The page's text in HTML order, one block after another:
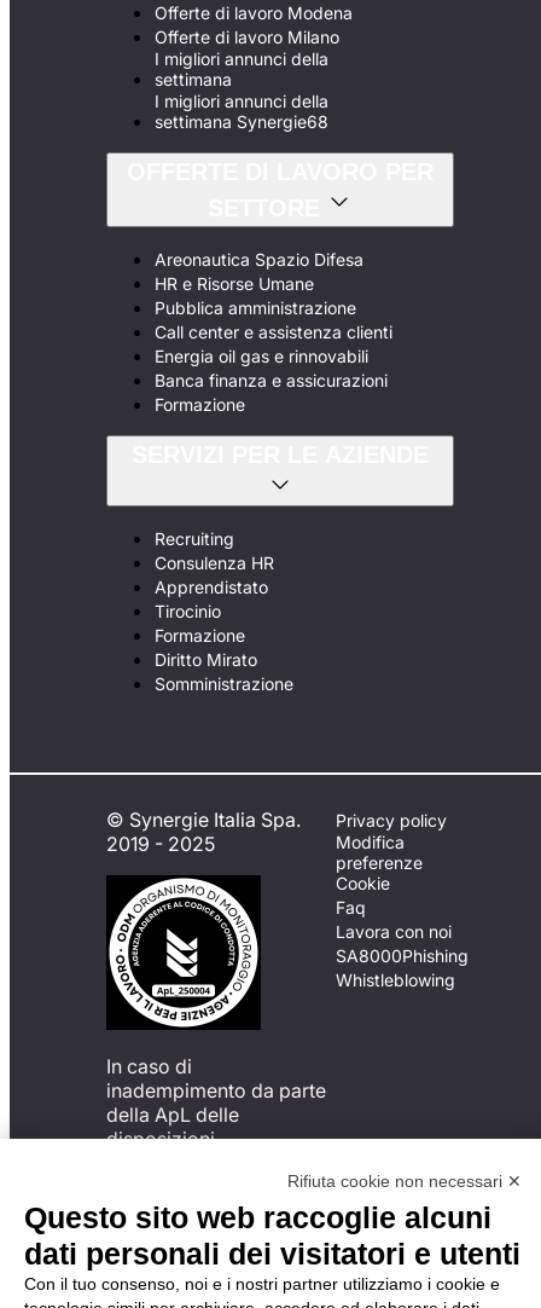
Offerte di lavoro Modena
Offerte di lavoro Milano
I migliori annunci della
settimana
I migliori annunci della
settimana Synergie68
Areonautica Spazio Difesa
HR e Risorse Umane
Pubblica amministrazione
Call center e assistenza clienti
Energia oil gas e rinnovabili
Banca finanza e assicurazioni
Formazione
Recruiting
Consulenza HR
Apprendistato
Tirocinio
Formazione
Diritto Mirato
Somministrazione
© Synergie Italia Spa.
2019 - 2025
In caso di
inadempimento da parte
della ApL delle
disposizioni
possibile presentare un
reclamo
all’Organismo di
Monitoraggio utilizzando
una delle modalità
Privacy policy
Modifica
preferenze
Cookie
Faq
Lavora con noi
SA8000Phishing
Whistleblowing
Rifiuta cookie non necessari ✕
Questo sito web raccoglie alcuni
dati personali dei visitatori e utenti
Con il tuo consenso, noi e i nostri partner utilizziamo i cookie e